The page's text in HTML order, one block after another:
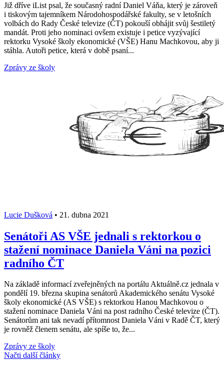
Již dříve iList psal, že současný radní Daniel Váňa, který je zároveň
i tiskovým tajemníkem Národohospodářské fakulty, se v letošních
volbách do Rady České televize (ČT) pokouší obhájit svůj šestiletý
mandát. Proti jeho nominaci ovšem existuje i petice vyzývající
rektorku Vysoké školy ekonomické (VŠE) Hanu Machkovou, aby ji
stáhla. Autoři petice, která v době psaní...
Zprávy ze školy
Lucie Dušková • 21. dubna 2021
Senátoři AS VŠE jednali s rektorkou o
stažení nominace Daniela Váni na pozici
radního ČT
Na základě informací zveřejněných na portálu Aktuálně.cz jednala v
pondělí 19. března skupina senátorů Akademického senátu Vysoké
školy ekonomické (AS VŠE) s rektorkou Hanou Machkovou o
stažení nominace Daniela Váni na post radního České televize (ČT).
Senátorům ani tak nevadí přítomnost Daniela Váni v Radě ČT, který
je rovněž členem senátu, ale spíše to, že...
Zprávy ze školy
Načti další články